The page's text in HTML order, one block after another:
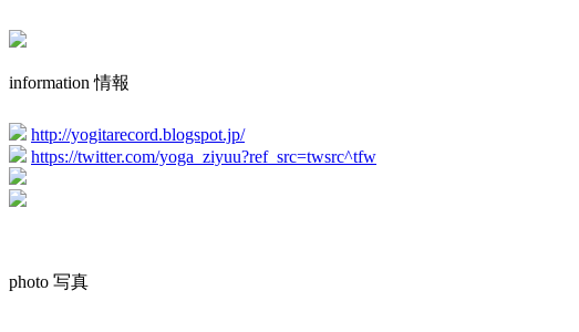
information 情報
http://yogitarecord.blogspot.jp/
https://twitter.com/yoga_ziyuu?ref_src=twsrc^tfw
photo 写真